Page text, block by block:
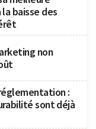
baisse des
non
:
sont déjà